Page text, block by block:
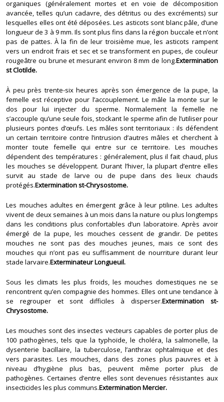
organiques (généralement mortes et en voie de décomposition
avancée, telles qu’un cadavre, des détritus ou des excréments) sur
lesquelles elles ont été déposées. Les asticots sont blanc pâle, d’une
longueur de 3 à 9 mm. Ils sont plus fins dans la région buccale et n’ont
pas de pattes. À la fin de leur troisième mue, les asticots rampent
vers un endroit frais et sec et se transforment en pupes, de couleur
rougeâtre ou brune et mesurant environ 8 mm de long.Extermination
st Clotilde.
À peu près trente-six heures après son émergence de la pupe, la
femelle est réceptive pour l’accouplement. Le mâle la monte sur le
dos pour lui injecter du sperme. Normalement la femelle ne
s’accouple qu’une seule fois, stockant le sperme afin de l’utiliser pour
plusieurs pontes d’œufs. Les mâles sont territoriaux : ils défendent
un certain territoire contre l’intrusion d’autres mâles et cherchent à
monter toute femelle qui entre sur ce territoire. Les mouches
dépendent des températures : généralement, plus il fait chaud, plus
les mouches se développent. Durant l’hiver, la plupart d’entre elles
survit au stade de larve ou de pupe dans des lieux chauds
protégés.Extermination st-Chrysostome.
Les mouches adultes en émergent grâce à leur ptiline. Les adultes
vivent de deux semaines à un mois dans la nature ou plus longtemps
dans les conditions plus confortables d’un laboratoire. Après avoir
émergé de la pupe, les mouches cessent de grandir. De petites
mouches ne sont pas des mouches jeunes, mais ce sont des
mouches qui n’ont pas eu suffisamment de nourriture durant leur
stade larvaire.Exterminateur Longueuil.
Sous les climats les plus froids, les mouches domestiques ne se
rencontrent qu’en compagnie des hommes. Elles ont une tendance à
se regrouper et sont difficiles à disperser.Extermination st-
Chrysostome.
Les mouches sont des insectes vecteurs capables de porter plus de
100 pathogènes, tels que la typhoïde, le choléra, la salmonelle, la
dysenterie bacillaire, la tuberculose, l’anthrax ophtalmique et des
vers parasites. Les mouches, dans des zones plus pauvres et à
niveau d’hygiène plus bas, peuvent même porter plus de
pathogènes. Certaines d’entre elles sont devenues résistantes aux
insecticides les plus communs.Extermination Mercier.